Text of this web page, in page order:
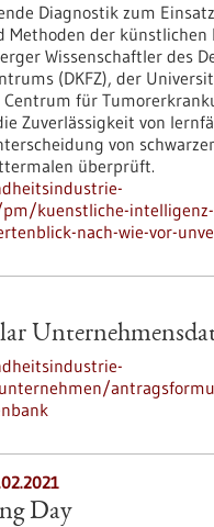
Diagnostik zum
Methoden der künstlichen
Wissenschaftler des
(DKFZ), der
für
Zuverlässigkeit von
von
überprüft.
kuenstliche-
nach-wie-vor-
Day